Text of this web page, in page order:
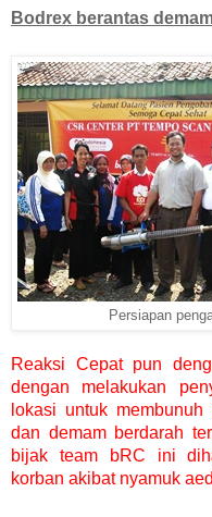
Bodrex berantas
Persiapan
Reaksi Cepat pun
dengan melakukan
lokasi untuk
dan demam berdarah
bijak team bRC ini
korban akibat nyamuk